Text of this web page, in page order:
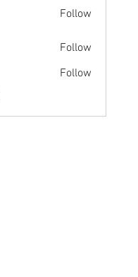
Follow
Follow
Follow